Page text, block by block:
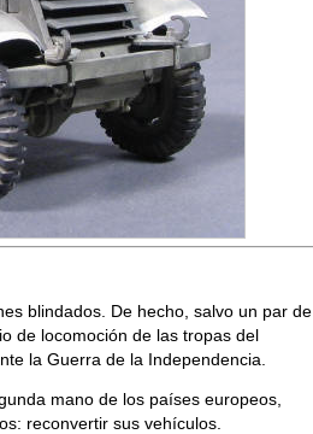
blindados. De hecho, salvo un par de
de locomoción de las tropas del
la Guerra de la Independencia.
mano de los países europeos,
reconvertir sus vehículos.